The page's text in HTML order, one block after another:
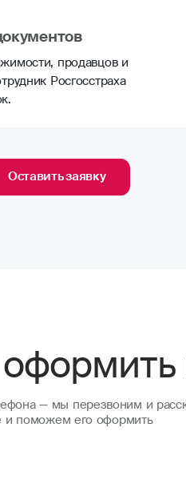
продавцов и
Росгосстраха
Оставить заявку
— мы перезвоним и
и поможем его оформить